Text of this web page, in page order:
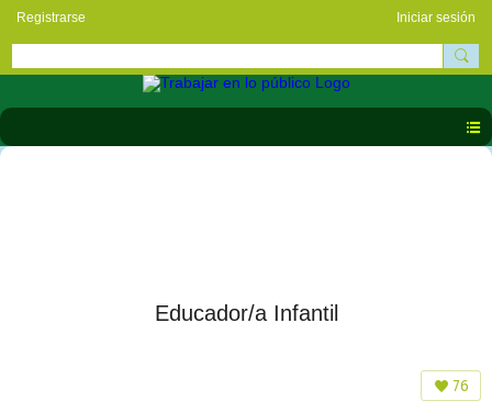
Registrarse Iniciar sesión
Educador/a Infantil
76